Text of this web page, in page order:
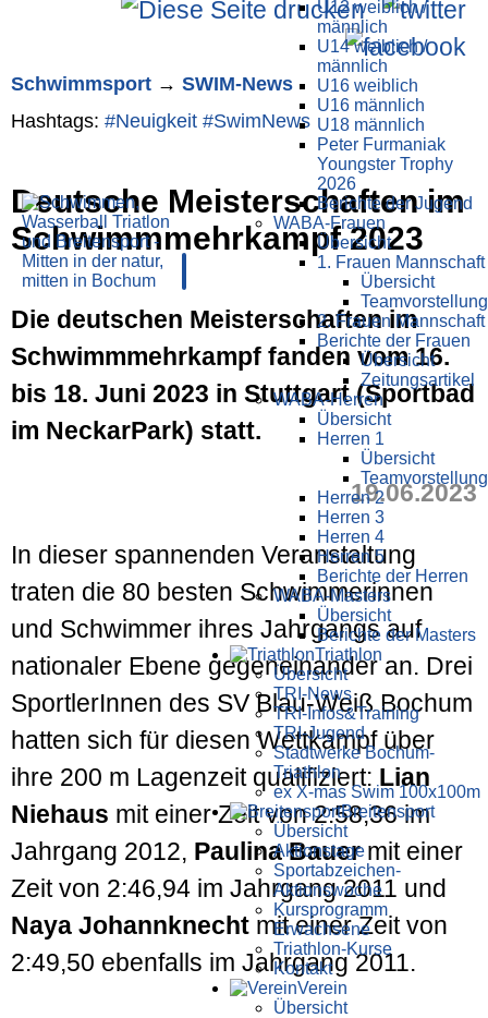
U12 weiblich /
männlich
U14 weiblich /
männlich
U16 weiblich
U16 männlich
U18 männlich
Peter Furmaniak
Youngster Trophy
2026
Berichte der Jugend
WABA-Frauen
Übersicht
1. Frauen Mannschaft
Übersicht
Teamvorstellung
2. Frauen Mannschaft
Berichte der Frauen
Übersicht
Zeitungsartikel
WABA-Herren
Übersicht
Herren 1
Übersicht
Teamvorstellung
Herren 2
Herren 3
Herren 4
Herren 5
Berichte der Herren
WABA-Masters
Übersicht
Berichte der Masters
Triathlon
Übersicht
TRI-News
TRI-Infos&Training
TRI-Jugend
Stadtwerke Bochum-
Triathlon
ex X-mas Swim 100x100m
Breiten­sport
Übersicht
Aktionstage
Sportabzeichen-
Aktionswoche
Kursprogramm
Erwachsene
Triathlon-Kurse
Kontakt
Verein
Übersicht
Schwimm­sport → SWIM-News
Hashtags: #Neuigkeit #SwimNews
Deutsche Meisterschaften im
Schwimmmehrkampf 2023
Die deutschen Meisterschaften im
Schwimmmehrkampf fanden vom 16.
bis 18. Juni 2023 in Stuttgart (Sportbad
im NeckarPark) statt.
19.06.2023
In dieser spannenden Veranstaltung
traten die 80 besten Schwimmerinnen
und Schwimmer ihres Jahrgangs auf
nationaler Ebene gegeneinander an. Drei
SportlerInnen des SV Blau-Weiß Bochum
hatten sich für diesen Wettkampf über
ihre 200 m Lagenzeit qualifiziert: Lian
Niehaus mit einer Zeit von 2:58,36 im
Jahrgang 2012, Paulina Bauermit einer
Zeit von 2:46,94 im Jahrgang 2011 und
Naya Johannknecht mit einer Zeit von
2:49,50 ebenfalls im Jahrgang 2011.